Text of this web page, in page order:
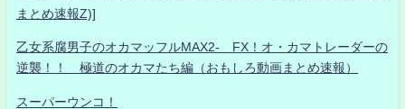
まとめ速報Z)]
乙女系腐男子のオカマッフルMAX2- FX！オ・カマトレーダーの
逆襲！！ 極道のオカマたち編（おもしろ動画まとめ速報）
スーパーウンコ！